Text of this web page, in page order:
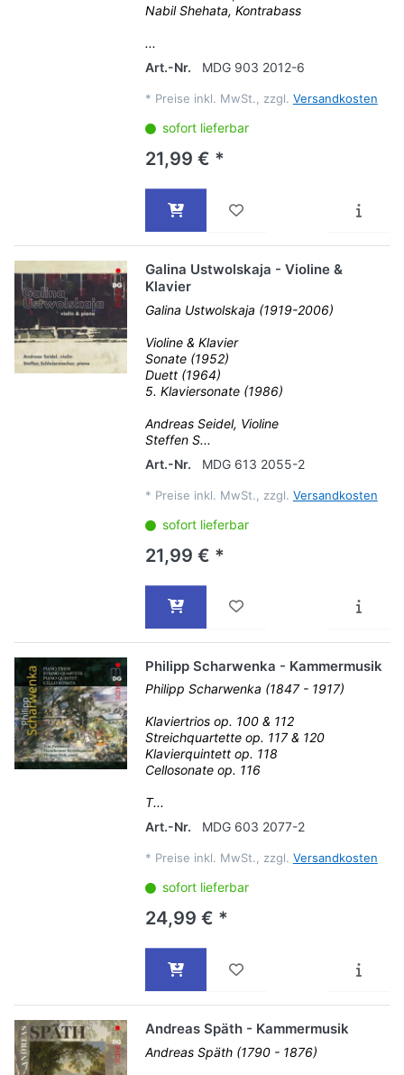
Nabil Shehata, Kontrabass
...
Art.-Nr.
MDG 903 2012-6
* Preise inkl. MwSt., zzgl. Versandkosten
sofort lieferbar
21,99 € *
Galina Ustwolskaja - Violine &
Klavier
Galina Ustwolskaja (1919-2006)
Violine & Klavier
Sonate (1952)
Duett (1964)
5. Klaviersonate (1986)
Andreas Seidel, Violine
Steffen S...
Art.-Nr.
MDG 613 2055-2
* Preise inkl. MwSt., zzgl. Versandkosten
sofort lieferbar
21,99 € *
Philipp Scharwenka - Kammermusik
Philipp Scharwenka (1847 - 1917)
Klaviertrios op. 100 & 112
Streichquartette op. 117 & 120
Klavierquintett op. 118
Cellosonate op. 116
T...
Art.-Nr.
MDG 603 2077-2
* Preise inkl. MwSt., zzgl. Versandkosten
sofort lieferbar
24,99 € *
Andreas Späth - Kammermusik
Andreas Späth (1790 - 1876)